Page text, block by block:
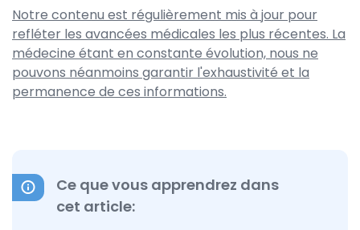
Notre contenu est régulièrement mis à jour pour
refléter les avancées médicales les plus récentes. La
médecine étant en constante évolution, nous ne
pouvons néanmoins garantir l'exhaustivité et la
permanence de ces informations.
Ce que vous apprendrez dans
cet article: